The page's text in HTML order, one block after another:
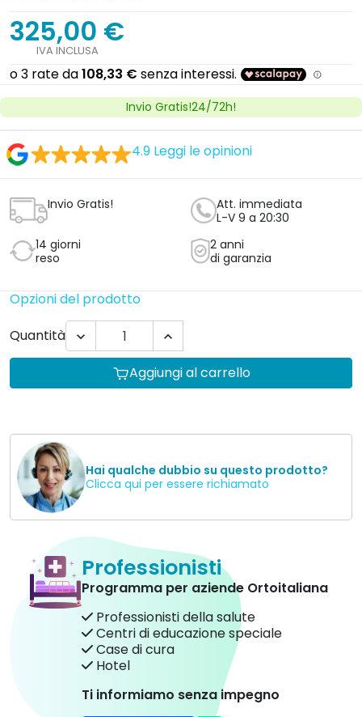
325,00 €
IVA INCLUSA
Invio Gratis!24/72h!
4.9 Leggi le opinioni
Invio Gratis!
Att. immediata
L-V 9 a 20:30
14 giorni
reso
2 anni
di garanzia
Opzioni del prodotto
Quantità
 
Aggiungi al carrello
Hai qualche dubbio su questo prodotto?
Clicca qui per essere richiamato
Professionisti
Programma per aziende Ortoitaliana
Professionisti della salute
Centri di educazione speciale
Case di cura
Hotel
Ti informiamo senza impegno